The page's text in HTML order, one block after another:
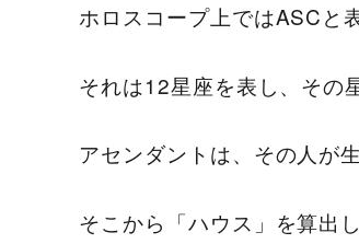
ホロスコープ上ではASCと
それは12星座を表し、その
アセンダントは、その人が
そこから「ハウス」を算出し